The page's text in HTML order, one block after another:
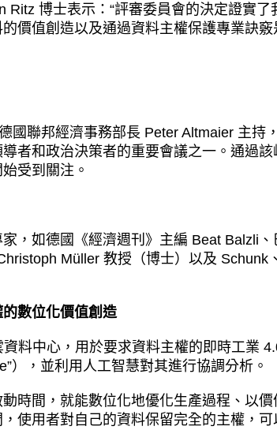
Ritz 博士表示：“評審委員會的決定證實
價值創造以及通過資料主權保護專業訣
國聯邦經濟事務部長 Peter Altmaier 主持
者和政治決策者的重要會議之一。通過
受到關注。
，如德國《經濟週刊》主編 Beat Balzli
Müller 教授（博士）以及 Schunk
數位化價值創造
料中心，用於要求資料主權的即時工業
），並利用人工智慧對其進行協調分析。
時間，就能數位化地優化生產過程、以
使用者對自己的資料保留完全的主權，可